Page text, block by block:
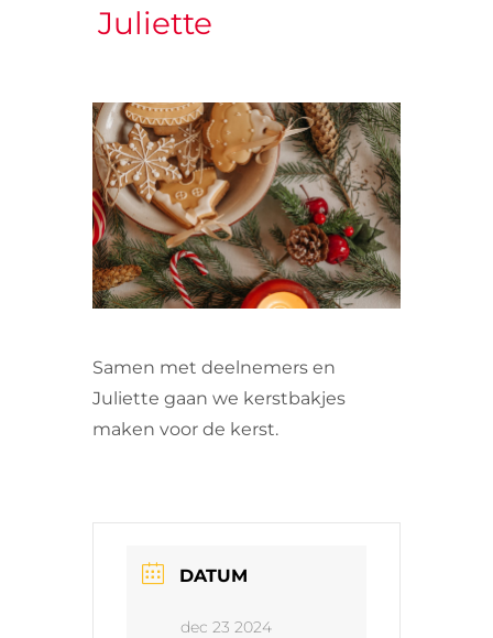
ORGANISATIE
VRIJWILLIGERS & STAGIAIRES
CONTACT
Juliette
Samen met deelnemers en
Juliette gaan we kerstbakjes
maken voor de kerst.
DATUM
dec 23 2024